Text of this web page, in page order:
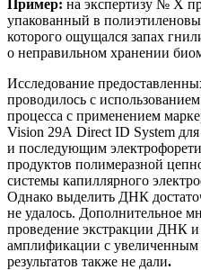
Пример: на экспертизу № Х
упакованный в
которого ощущался запах
о неправильном хранении
Исследование
проводилось с
процесса с применением
Vision 29A Direct ID System
и последующим
продуктов полимеразной
системы капиллярного
Однако выделить ДНК
не удалось. Дополнительное
проведение экстракции ДНК и
амплификации с увеличенным
результатов также не дали.